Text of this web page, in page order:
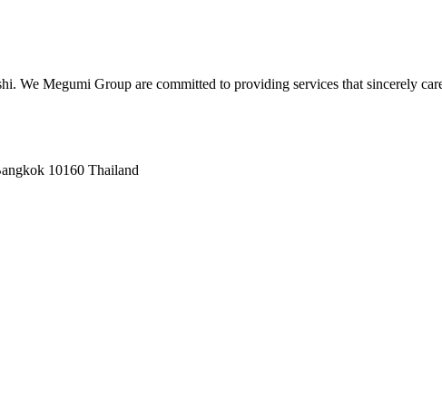
We Megumi Group are committed to providing services that sincerely
10160 Thailand